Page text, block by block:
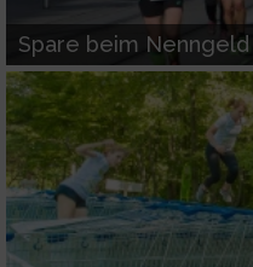
Spare beim